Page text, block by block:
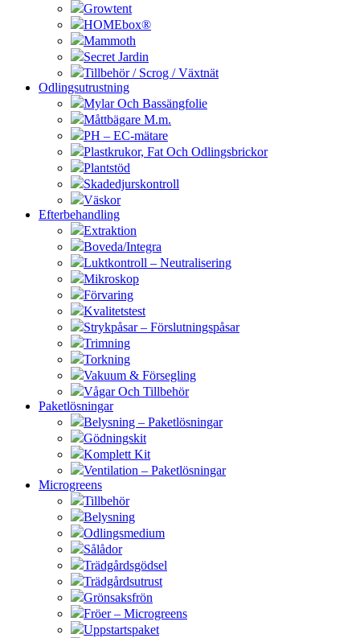
Growtent
HOMEbox®
Mammoth
Secret Jardin
Tillbehör / Scrog / Växtnät
Odlingsutrustning
Mylar Och Bassängfolie
Måttbägare M.m.
PH – EC-mätare
Plastkrukor, Fat Och Odlingsbrickor
Plantstöd
Skadedjurskontroll
Väskor
Efterbehandling
Extraktion
Boveda/Integra
Luktkontroll – Neutralisering
Mikroskop
Förvaring
Kvalitetstest
Strykpåsar – Förslutningspåsar
Trimning
Torkning
Vakuum & Försegling
Vågar Och Tillbehör
Paketlösningar
Belysning – Paketlösningar
Gödningskit
Komplett Kit
Ventilation – Paketlösningar
Microgreens
Tillbehör
Belysning
Odlingsmedium
Sålådor
Trädgårdsgödsel
Trädgårdsutrust
Grönsaksfrön
Fröer – Microgreens
Uppstartspaket